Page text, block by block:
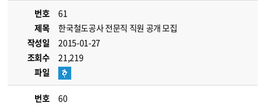
번호
61
제목
한국철도공사 전문직 직원 공개 모집
작성일
2015-01-27
조회수
21,219
파일
번호
60